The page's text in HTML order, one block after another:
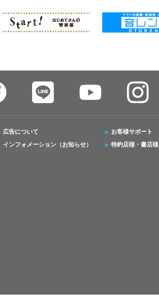
広告について
インフォメーション（お知らせ）
お客様サポート
特約店様・書店